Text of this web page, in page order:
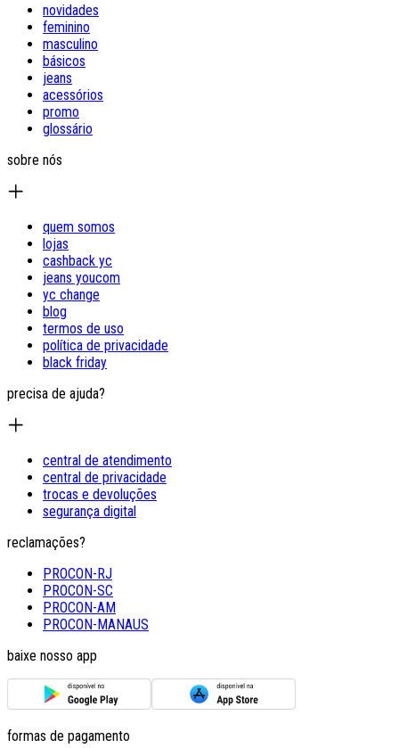
novidades
feminino
masculino
básicos
jeans
acessórios
promo
glossário
sobre nós
quem somos
lojas
cashback yc
jeans youcom
yc change
blog
termos de uso
política de privacidade
black friday
precisa de ajuda?
central de atendimento
central de privacidade
trocas e devoluções
segurança digital
reclamações?
PROCON-RJ
PROCON-SC
PROCON-AM
PROCON-MANAUS
baixe nosso app
formas de pagamento